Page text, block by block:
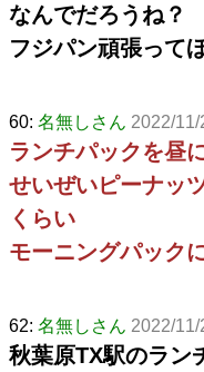
なんでだろうね？
フジパン頑張って
60: 名無しさん 2022/
ランチパックを昼
せいぜいピーナッ
くらい
モーニングパック
62: 名無しさん 2022/
秋葉原TX駅のラン